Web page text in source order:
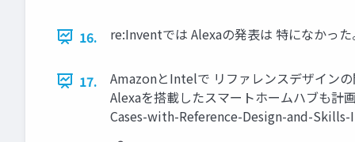
16. re:Inventでは Alexaの発表は 特になかった
17.
AmazonとIntelで リファレンスデザイン
Alexaを搭載したスマートホームハブも
Cases-with-Reference-Design-and-Skills-